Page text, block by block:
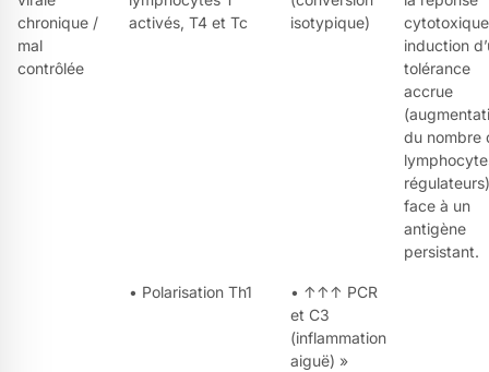
chronique /
mal
contrôlée
activés, T4 et Tc
isotypique)
induction
tolérance
accrue
du nombre
régulateurs)
face à un
antigène
persistant.
• Polarisation Th1
• ↑↑↑ PCR
et C3
(inflammation
aiguë) »